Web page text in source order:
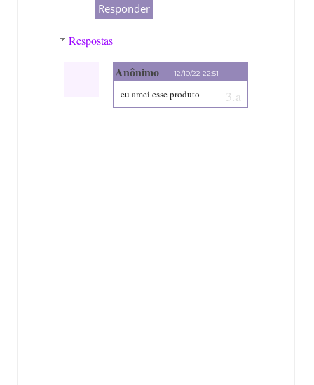
Responder
Respostas
Anônimo 12/10/22 22:51
eu amei esse produto